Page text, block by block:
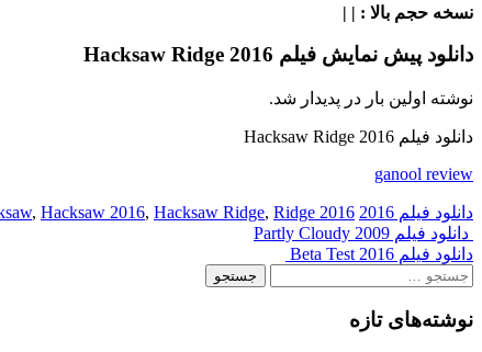
نسخه حجم بالا : | |
دانلود پیش نمایش فیلم Hacksaw Ridge 2016
نوشته اولین بار در پدیدار شد.
دانلود فیلم Hacksaw Ridge 2016
ganool review
دانلود فیلم 2016 2016 Hacksaw
, Hacksaw 2016, Hacksaw Ridge, Ridge
Post
navigation
دانلود فیلم Partly Cloudy 2009
دانلود فیلم Beta Test 2016
جستجو
نوشته‌های تازه